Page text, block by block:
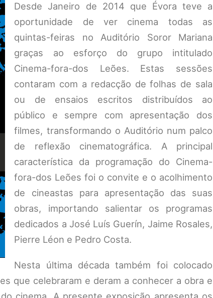
Desde Janeiro de 2014 que Évora teve a
oportunidade de ver cinema todas as
quintas-feiras no Auditório Soror Mariana
graças ao esforço do grupo intitulado
Cinema-fora-dos Leões. Estas sessões
contaram com a redacção de folhas de sala
ou de ensaios escritos distribuídos ao
público e sempre com apresentação dos
filmes, transformando o Auditório num palco
de reflexão cinematográfica. A principal
característica da programação do Cinema-
fora-dos Leões foi o convite e o acolhimento
de cineastas para apresentação das suas
obras, importando salientar os programas
dedicados a José Luís Guerín, Jaime Rosales,
Pierre Léon e Pedro Costa.
Nesta última década também foi colocado
que celebraram e deram a conhecer a obra e